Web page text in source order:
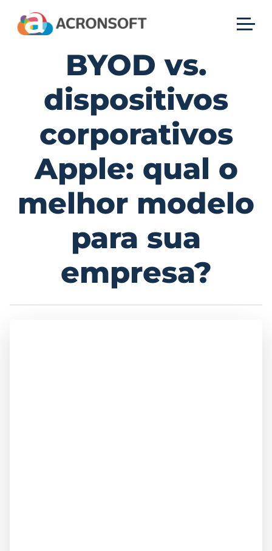
BYOD vs.
dispositivos
corporativos
Apple: qual o
melhor modelo
para sua
empresa?